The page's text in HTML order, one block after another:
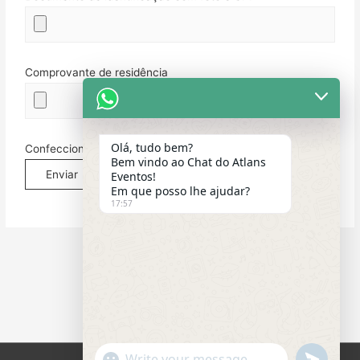
Comprovante de residência
Confeccionar o ContratoOlá, tudo bem?
Bem vindo ao Chat do Atlans
Eventos!
Em que posso lhe ajudar?
17:57
"+chaty_settings.lang.emoji_picker+" undefined